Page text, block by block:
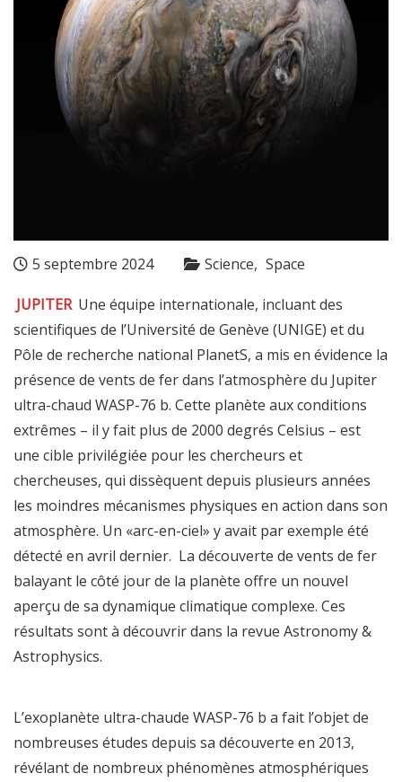
5 septembre 2024 Science Space
JUPITER Une équipe internationale, incluant des
scientifiques de l’Université de Genève (UNIGE) et du
Pôle de recherche national PlanetS, a mis en évidence la
présence de vents de fer dans l’atmosphère du Jupiter
ultra-chaud WASP-76 b. Cette planète aux conditions
extrêmes – il y fait plus de 2000 degrés Celsius – est
une cible privilégiée pour les chercheurs et
chercheuses, qui dissèquent depuis plusieurs années
les moindres mécanismes physiques en action dans son
atmosphère. Un «arc-en-ciel» y avait par exemple été
détecté en avril dernier. La découverte de vents de fer
balayant le côté jour de la planète offre un nouvel
aperçu de sa dynamique climatique complexe. Ces
résultats sont à découvrir dans la revue Astronomy &
Astrophysics.
L’exoplanète ultra-chaude WASP-76 b a fait l’objet de
nombreuses études depuis sa découverte en 2013,
révélant de nombreux phénomènes atmosphériques